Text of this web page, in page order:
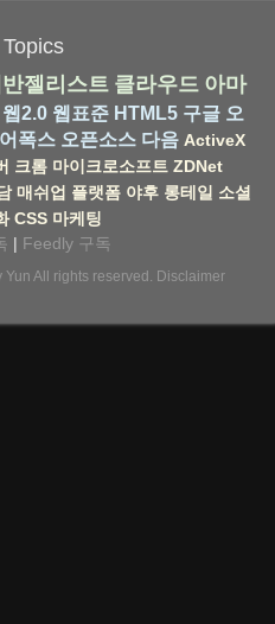
젤리스트 클라우드 아마
웹2.0 웹표준 HTML5 구글 오
폭스 오픈소스 다음 ActiveX
크롬 마이크로소프트 ZDNet
매쉬업 플랫폼 야후 롱테일 소셜
CSS 마케팅
| Feedly 구독
Yun All rights reserved. Disclaimer